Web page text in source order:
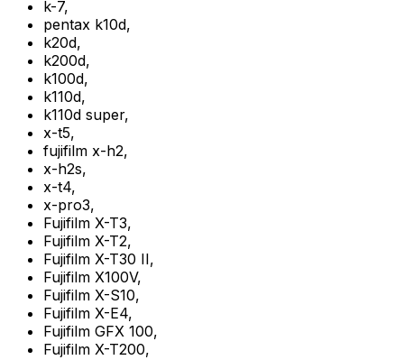
k-7,
pentax k10d,
k20d,
k200d,
k100d,
k110d,
k110d super,
x-t5,
fujifilm x-h2,
x-h2s,
x-t4,
x-pro3,
Fujifilm X-T3,
Fujifilm X-T2,
Fujifilm X-T30 II,
Fujifilm X100V,
Fujifilm X-S10,
Fujifilm X-E4,
Fujifilm GFX 100,
Fujifilm X-T200,